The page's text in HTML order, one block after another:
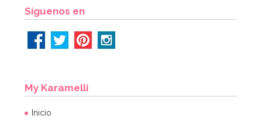
Síguenos en
My Karamelli
Inicio